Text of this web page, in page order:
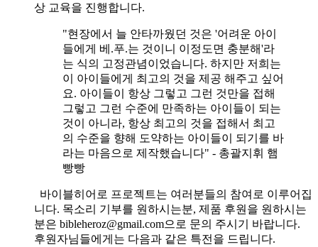
상 교육을 진행합니다.
"현장에서 늘 안타까웠던 것은 '어려운 아이
들에게 베.푸.는 것이니 이정도면 충분해'라
는 식의 고정관념이었습니다. 하지만 저희는
이 아이들에게 최고의 것을 제공 해주고 싶어
요. 아이들이 항상 그렇고 그런 것만을 접해
그렇고 그런 수준에 만족하는 아이들이 되는
것이 아니라, 항상 최고의 것을 접해서 최고
의 수준을 향해 도약하는 아이들이 되기를 바
라는 마음으로 제작했습니다" - 총괄지휘 햄
빵빵
바이블히어로 프로젝트는 여러분들의 참여로 이루어집
니다. 목소리 기부를 원하시는분, 제품 후원을 원하시는
분은 bibleheroz@gmail.com으로 문의 주시기 바랍니다.
후원자님들에게는 다음과 같은 특전을 드립니다.